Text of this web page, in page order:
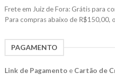
Frete em Juiz de Fora: Grátis para
Para compras abaixo de R$150,00,
PAGAMENTO
Link de Pagamento e Cartão de